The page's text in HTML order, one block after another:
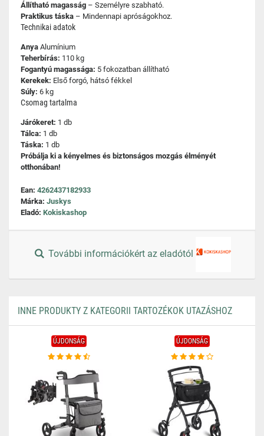
Állítható magasság – Személyre szabható.
Praktikus táska – Mindennapi apróságokhoz.
Technikai adatok
Anya Alumínium
Teherbírás: 110 kg
Fogantyú magassága: 5 fokozatban állítható
Kerekek: Első forgó, hátsó fékkel
Súly: 6 kg
Csomag tartalma
Járókeret: 1 db
Tálca: 1 db
Táska: 1 db
Próbálja ki a kényelmes és biztonságos mozgás élményét
otthonában!
Ean: 4262437182933
Márka: Juskys
Eladó: Kokiskashop
További információkért az eladótól
INNE PRODUKTY Z KATEGORII TARTOZÉKOK UTAZÁSHOZ
ÚJDONSÁG ÚJDONSÁG